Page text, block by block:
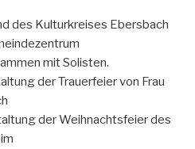
des Kulturkreises Ebersbach
mit Solisten.
der Trauerfeier von Frau
der Weihnachtsfeier des